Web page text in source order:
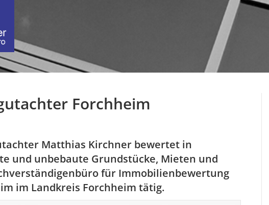
Forchheim
Matthias Kirchner bewertet in
und unbebaute Grundstücke, Mieten und
für Immobilienbewertung
im Landkreis Forchheim tätig.